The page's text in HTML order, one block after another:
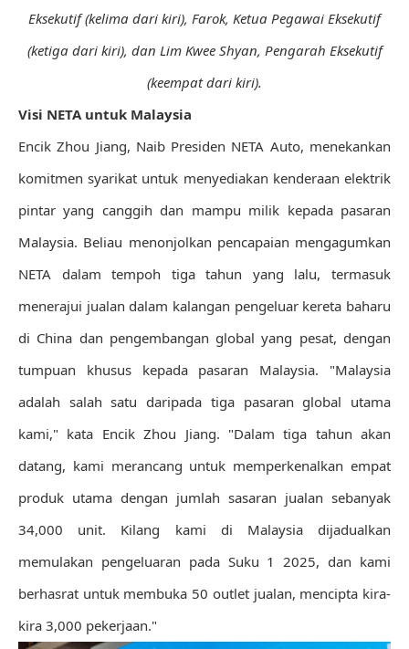
Eksekutif (kelima dari kiri), Farok, Ketua Pegawai Eksekutif
(ketiga dari kiri), dan Lim Kwee Shyan, Pengarah Eksekutif
(keempat dari kiri).
Visi NETA untuk Malaysia
Encik Zhou Jiang, Naib Presiden NETA Auto, menekankan
komitmen syarikat untuk menyediakan kenderaan elektrik
pintar yang canggih dan mampu milik kepada pasaran
Malaysia. Beliau menonjolkan pencapaian mengagumkan
NETA dalam tempoh tiga tahun yang lalu, termasuk
menerajui jualan dalam kalangan pengeluar kereta baharu
di China dan pengembangan global yang pesat, dengan
tumpuan khusus kepada pasaran Malaysia. "Malaysia
adalah salah satu daripada tiga pasaran global utama
kami," kata Encik Zhou Jiang. "Dalam tiga tahun akan
datang, kami merancang untuk memperkenalkan empat
produk utama dengan jumlah sasaran jualan sebanyak
34,000 unit. Kilang kami di Malaysia dijadualkan
memulakan pengeluaran pada Suku 1 2025, dan kami
berhasrat untuk membuka 50 outlet jualan, mencipta kira-
kira 3,000 pekerjaan."